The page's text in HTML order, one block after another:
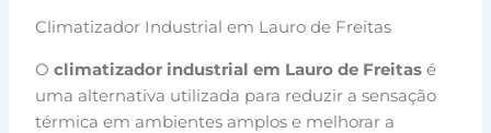
Climatizador Industrial em Lauro de Freitas
Oclimatizador industrial em Lauro de Freitas é
uma alternativa utilizada para reduzir a sensação
térmica em ambientes amplos e melhorar a